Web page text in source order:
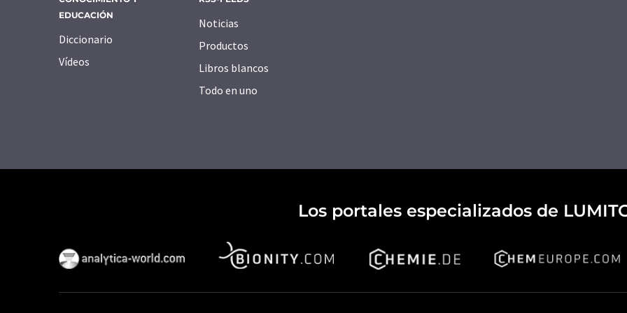
EDUCACIÓN
Diccionario
Vídeos
Noticias
Productos
Libros blancos
Todo en uno
Los portales especializados de